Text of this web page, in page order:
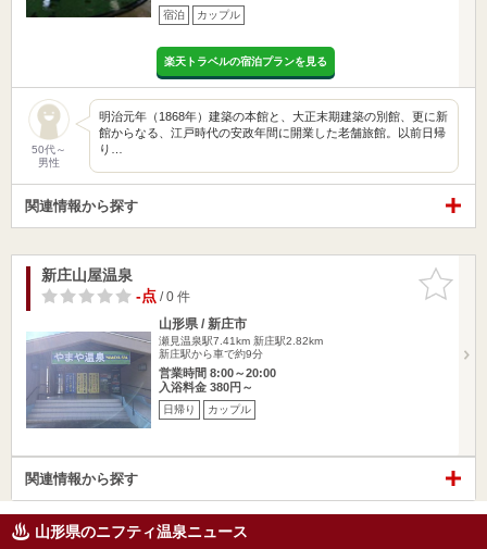
宿泊 カップル
楽天トラベルの宿泊プランを見る
50代～
男性
明治元年（1868年）建築の本館と、大正末期建築の別館、更に新
館からなる、江戸時代の安政年間に開業した老舗旅館。以前日帰
り…
関連情報から探す
お気に入
りに追加
新庄山屋温泉
-点/ 0 件
山形県 / 新庄市
瀬見温泉駅7.41km 新庄駅2.82km
新庄駅から車で約9分
営業時間 8:00～20:00
入浴料金 380円～
日帰り カップル
関連情報から探す
山形県のニフティ温泉ニュース